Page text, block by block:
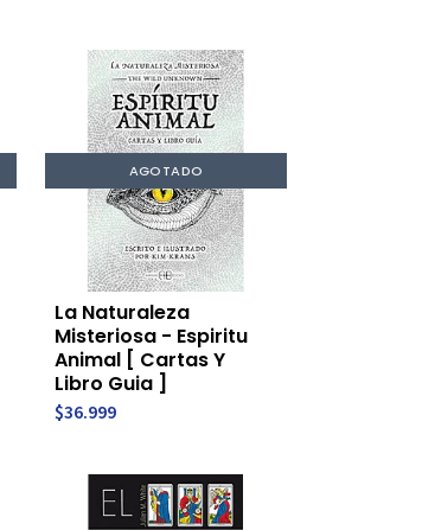
AGOTADO
La Naturaleza
Misteriosa - Espiritu
Animal [ Cartas Y
Libro Guia ]
$36.999